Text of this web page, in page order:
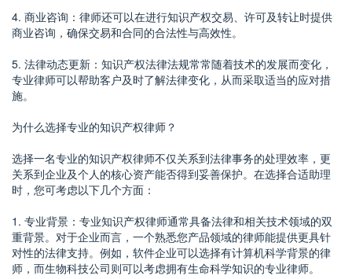
4. 商业咨询：律师还可以在进行知识产权交易、许可及转让时提供
商业咨询，确保交易和合同的合法性与高效性。
5. 法律动态更新：知识产权法律法规常常随着技术的发展而变化，
专业律师可以帮助客户及时了解法律变化，从而采取适当的应对措
施。
为什么选择专业的知识产权律师？
选择一名专业的知识产权律师不仅关系到法律事务的处理效率，更
关系到企业及个人的核心资产能否得到妥善保护。在选择合适助理
时，您可考虑以下几个方面：
1. 专业背景：专业知识产权律师通常具备法律和相关技术领域的双
重背景。对于企业而言，一个熟悉您产品领域的律师能提供更具针
对性的法律支持。例如，软件企业可以选择有计算机科学背景的律
师，而生物科技公司则可以考虑拥有生命科学知识的专业律师。